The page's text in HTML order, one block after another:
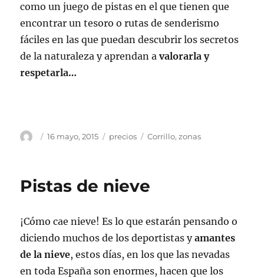
como un juego de pistas en el que tienen que
encontrar un tesoro o rutas de senderismo
fáciles en las que puedan descubrir los secretos
de la naturaleza y aprendan avalorarla y
respetarla…
Autor
Publicado
16 mayo, 2015 Categorías
precios Etiquetas
Corrillo,zonas
Pistas de nieve
¡Cómo cae nieve! Es lo que estarán pensando o
diciendo muchos de los deportistas yamantes
de la nieve, estos días, en los que las nevadas
en toda España son enormes, hacen que los